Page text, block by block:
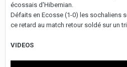
écossais d'Hibernian.
Défaits en Ecosse (1-0) les sochaliens
ce retard au match retour soldé sur un
VIDEOS